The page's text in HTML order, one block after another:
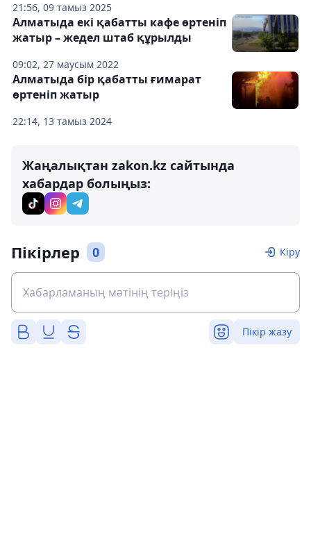
21:56, 09 тамыз 2025
09:02, 27 маусым 2022
Алматыда екі қабатты кафе өртеніп
жатыр – жедел штаб құрылды
22:14, 13 тамыз 2024
Алматыда бір қабатты ғимарат
өртеніп жатыр
Жаңалықтан zakon.kz сайтында
хабардар болыңыз:
Пікірлер 0 Кіру
Пікір жазу